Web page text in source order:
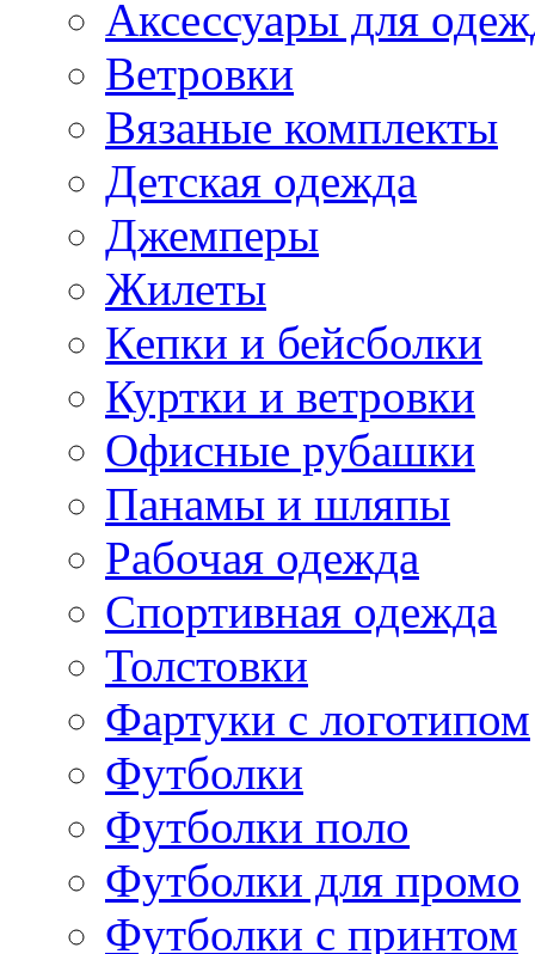
Аксессуары для
Ветровки
Вязаные комплекты
Детская одежда
Джемперы
Жилеты
Кепки и бейсболки
Куртки и ветровки
Офисные рубашки
Панамы и шляпы
Рабочая одежда
Спортивная одежда
Толстовки
Фартуки с логотипом
Футболки
Футболки поло
Футболки для промо
Футболки с принтом